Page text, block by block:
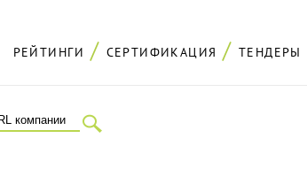
РЕЙТИНГИ СЕРТИФИКАЦИЯ ТЕНДЕРЫ